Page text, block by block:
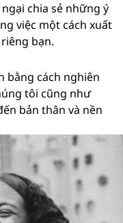
chia sẻ những ý
việc một cách xuất
bạn.
bằng cách nghiên
tôi cũng như
bản thân và nền